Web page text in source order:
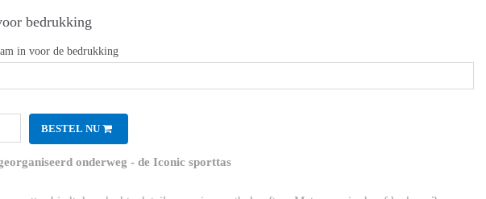
bedrukking
in voor de bedrukking
BESTEL NU
onderweg - de Iconic sporttas